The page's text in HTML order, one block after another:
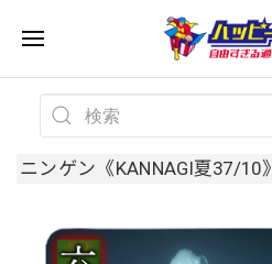
ニンゲン《KANNAGI夏37/10》